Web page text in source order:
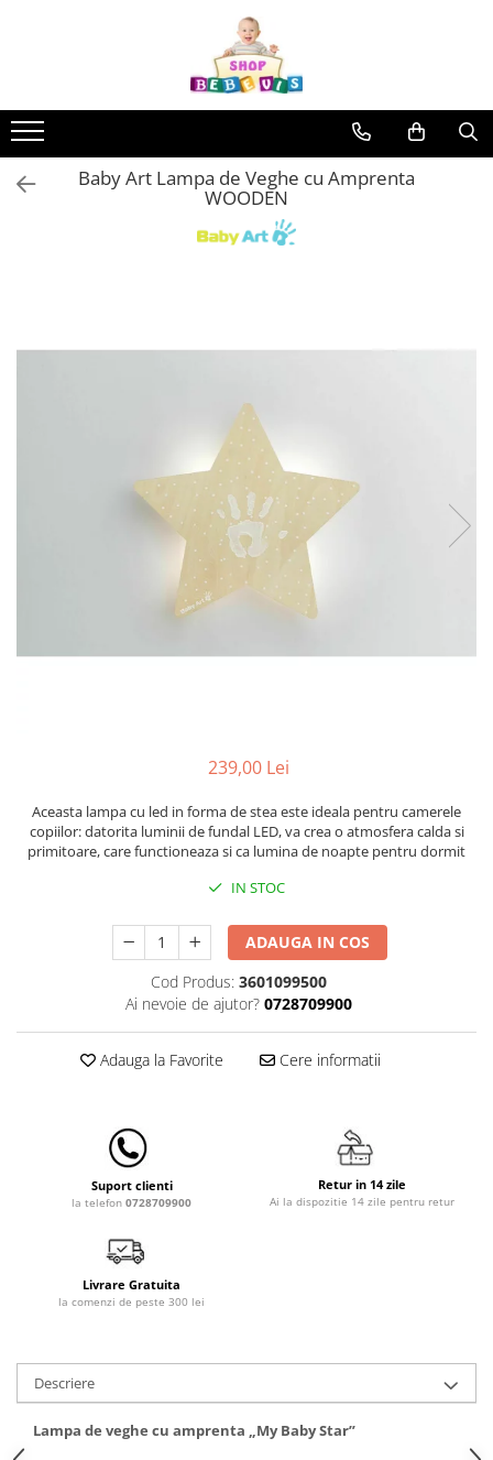
Carucioare copii
Carucioare copii sport
Carucioare copii 2in1
Huse ploaie si antiinsecte
Accesorii diverse carucioare
Landouri pentru bebelusi
Patuturi lemn pana la 120 x 60 cm
Saltele de la 120 x 60 cm
Saltele de la 140 x 70 cm
Lenjerii patuturi
Lenjerii patut 120 x 60 cm
Lenjerii patut 140 x 70 cm
Baldachin patut
Protectii saltea
Comode copii
Bariere de protectie pat
Dulap si cutii jucarii
Sac de dormit copii
Leagane & balansoare & sezlonguri
Covorase de joaca
Carusele patut
Baby Art Lampa de Veghe cu Amprenta
WOODEN
239,00 Lei
Aceasta lampa cu led in forma de stea este ideala pentru camerele
copiilor: datorita luminii de fundal LED, va crea o atmosfera calda si
primitoare, care functioneaza si ca lumina de noapte pentru dormit
IN STOC
ADAUGA IN COS
Cod Produs: 3601099500
Ai nevoie de ajutor? 0728709900
Adauga la Favorite Cere informatii
Suport clienti
la telefon 0728709900
Retur in 14 zile
Ai la dispozitie 14 zile pentru retur
Livrare Gratuita
la comenzi de peste 300 lei
Descriere
Lampa de veghe cu amprenta „My Baby Star”